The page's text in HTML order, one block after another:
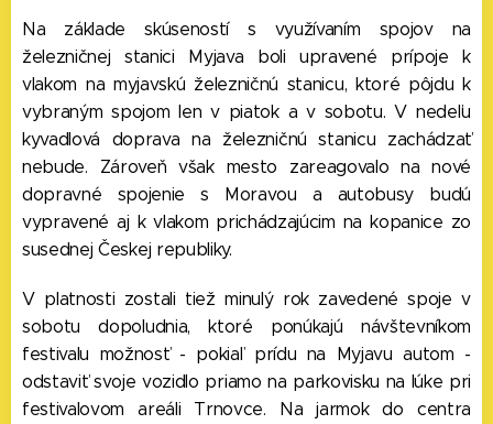
Na základe skúseností s využívaním spojov na
železničnej stanici Myjava boli upravené prípoje k
vlakom na myjavskú železničnú stanicu, ktoré pôjdu k
vybraným spojom len v piatok a v sobotu. V nedeľu
kyvadlová doprava na železničnú stanicu zachádzať
nebude. Zároveň však mesto zareagovalo na nové
dopravné spojenie s Moravou a autobusy budú
vypravené aj k vlakom prichádzajúcim na kopanice zo
susednej Českej republiky.
V platnosti zostali tiež minulý rok zavedené spoje v
sobotu dopoludnia, ktoré ponúkajú návštevníkom
festivalu možnosť - pokiaľ prídu na Myjavu autom -
odstaviť svoje vozidlo priamo na parkovisku na lúke pri
festivalovom areáli Trnovce. Na jarmok do centra